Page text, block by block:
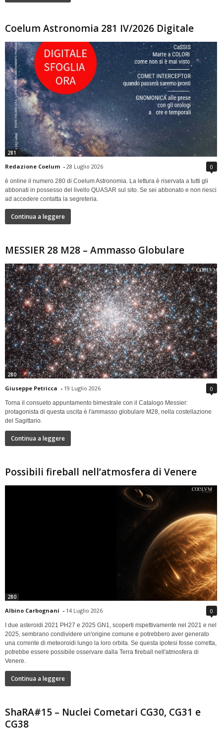
Coelum Astronomia 281 IV/2026 Digitale
281
Redazione Coelum - 28 Luglio 2026 0
è online il numero 280 di Coelum Astronomia. La lettura è riservata a tutti gli
abbonati in possesso del livello QUASAR sul sito. Se sei abbonato e non riesci
ad accedere contatta la segreteria.
Continua a leggere
MESSIER 28 M28 – Ammasso Globulare
280
Giuseppe Petricca - 19 Luglio 2026 0
Torna il consueto appuntamento bimestrale con il Catalogo Messier:
protagonista di questa uscita è l'ammasso globulare M28, nella costellazione
del Sagittario.
Continua a leggere
Possibili fireball nell’atmosfera di Venere
280
Albino Carbognani - 14 Luglio 2026 0
I due asteroidi 2021 PH27 e 2025 GN1, scoperti rispettivamente nel 2021 e nel
2025, sembrano condividere un'origine comune e potrebbero aver generato
una corrente di meteoroidi lungo la loro orbita. Se questa ipotesi fosse corretta,
potrebbe essere possibile osservare dalla Terra fireball nell'atmosfera di
Venere.
Continua a leggere
ShaRA#15 – Nuclei Cometari CG30, CG31 e
CG38